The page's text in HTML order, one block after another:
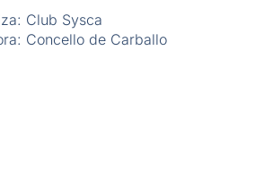
Club Sysca
Concello de Carballo